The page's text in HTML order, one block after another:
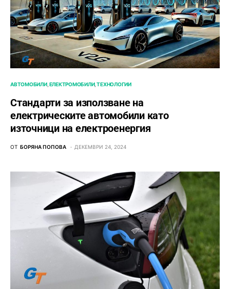
АВТОМОБИЛИ ЕЛЕКТРОМОБИЛИ ТЕХНОЛОГИИ
Стандарти за използване на
електрическите автомобили като
източници на електроенергия
ОТ БОРЯНА ПОПОВА ДЕКЕМВРИ 24, 2024